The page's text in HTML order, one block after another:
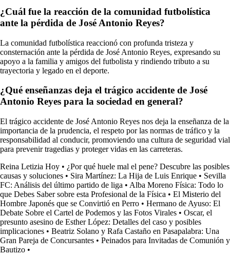
¿Cuál fue la reacción de la comunidad futbolística
ante la pérdida de José Antonio Reyes?
La comunidad futbolística reaccionó con profunda tristeza y
consternación ante la pérdida de José Antonio Reyes, expresando su
apoyo a la familia y amigos del futbolista y rindiendo tributo a su
trayectoria y legado en el deporte.
¿Qué enseñanzas deja el trágico accidente de José
Antonio Reyes para la sociedad en general?
El trágico accidente de José Antonio Reyes nos deja la enseñanza de la
importancia de la prudencia, el respeto por las normas de tráfico y la
responsabilidad al conducir, promoviendo una cultura de seguridad vial
para prevenir tragedias y proteger vidas en las carreteras.
Reina Letizia Hoy • ¿Por qué huele mal el pene? Descubre las posibles
causas y soluciones • Sira Martínez: La Hija de Luis Enrique • Sevilla
FC: Análisis del último partido de liga • Alba Moreno Física: Todo lo
que Debes Saber sobre esta Profesional de la Física • El Misterio del
Hombre Japonés que se Convirtió en Perro • Hermano de Ayuso: El
Debate Sobre el Cartel de Podemos y las Fotos Virales • Oscar, el
presunto asesino de Esther López: Detalles del caso y posibles
implicaciones • Beatriz Solano y Rafa Castaño en Pasapalabra: Una
Gran Pareja de Concursantes • Peinados para Invitadas de Comunión y
Bautizo •